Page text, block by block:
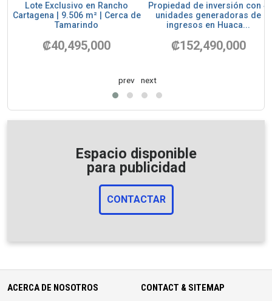
Lote Exclusivo en Rancho
Cartagena | 9.506 m² | Cerca de
Tamarindo
₡40,495,000
Propiedad de inversión con 4
unidades generadoras de
ingresos en Huaca...
₡152,490,000
prev next
Espacio disponible
para publicidad
CONTACTAR
ACERCA DE NOSOTROS CONTACT & SITEMAP